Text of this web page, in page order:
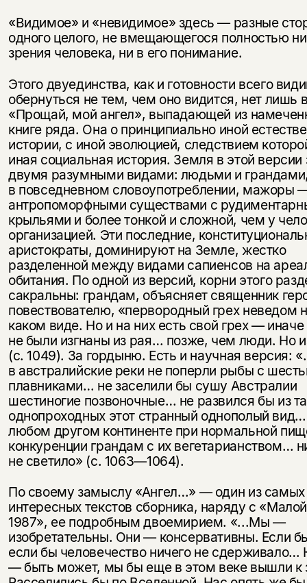
«Видимое» и «невидимое» здесь — разные
одного целого, не вмещающегося полностью
зрения человека, ни в его понимание.
Этого двуединства, как и готовности всего
обернуться не тем, чем оно видится, нет лишь
«Прощай, мой ангел», выпадающей из
книге ряда. Она о принципиально иной
истории, с иной эволюцией, следствием
иная социальная история. Земля в этой версии
двумя разумными видами: людьми и
в повседневном словоупотреблении, мажоры
антропоморфными существами с
крыльями и более тонкой и сложной, чем у
организацией. Эти последние,
аристократы, доминируют на Земле, жестко
разделенной между видами сапиенсов на
обитания. По одной из версий, корни этого
сакральны: грандам, объясняет священник
повествователю, «первородный грех неведом
каком виде. Но и на них есть свой грех —
не были изгнаны из рая… позже, чем люди. Но
(с. 1049). За гордыню. Есть и научная версия:
в австралийские реки не поперли рыбы с
плавниками… не заселили бы сушу Австралии
шестиногие позвоночные… не развился бы из
однопроходных этот странный однополый
любом другом континенте при нормальной
конкуренции грандам с их вегетарианством…
не светило» (с. 1063—1064).
По своему замыслу «Ангел…» — один из самых
интересных текстов сборника, наряду с
1987», ее подробным двоемирием. «...Мы —
изобретательны. Они — консервативны. Если
если бы человечество ничего не сдерживало…
— быть может, мы бы еще в этом веке вышли к